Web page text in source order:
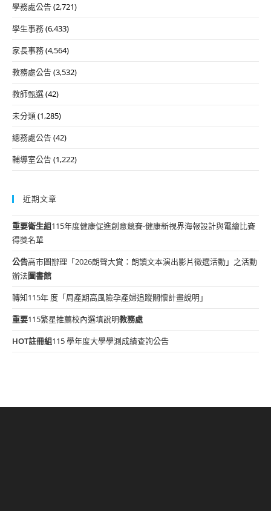
學務處公告(2,721)
學生事務(6,433)
家長事務(4,564)
教務處公告(3,532)
教師甄選(42)
未分類(1,285)
總務處公告(42)
輔導室公告(1,222)
近期文章
重要衛生組115年度健康促進創意競賽-健康新視界海報設計與電繪比賽
得獎名單
公告高市圖辦理「2026朗聲大賞：朗讀文本演出影片徵選活動」之活動
辦法圖書館
轉知115年 度「周產期高風險孕產婦追蹤關懷計畫說明」
重要115繁星推薦校內選填說明教務處
HOT註冊組115 學年度大學學測成績查詢公告